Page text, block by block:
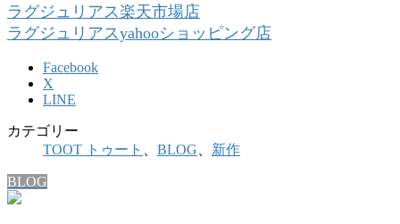
ラグジュリアス楽天市場店
ラグジュリアスyahooショッピング店
Facebook
X
LINE
カテゴリー
TOOT トゥート
BLOG 新作
BLOG